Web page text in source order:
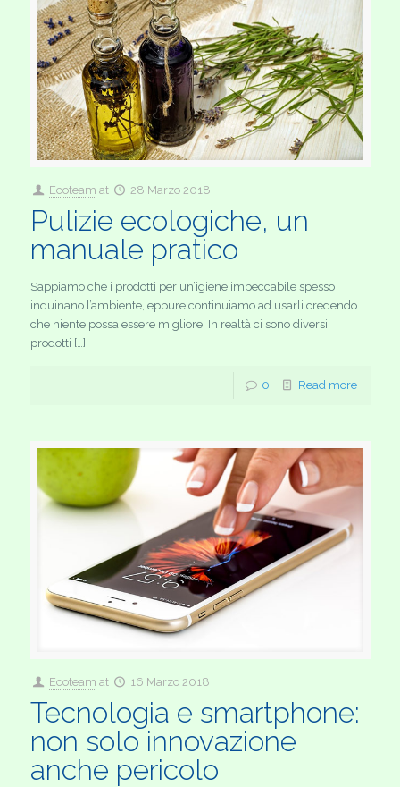
Ecoteam at 28 Marzo 2018
Pulizie ecologiche, un
manuale pratico
Sappiamo che i prodotti per un’igiene impeccabile spesso
inquinano l’ambiente, eppure continuiamo ad usarli credendo
che niente possa essere migliore. In realtà ci sono diversi
prodotti […]
0 Read more
Ecoteam at 16 Marzo 2018
Tecnologia e smartphone:
non solo innovazione
anche pericolo